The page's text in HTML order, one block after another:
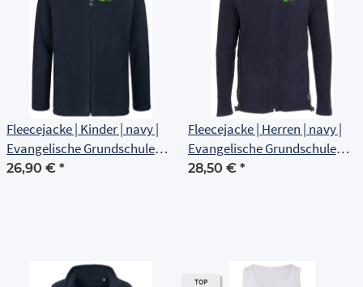
Fleecejacke | Kinder | navy |
Evangelische Grundschule
Erfurt
26,90 € *
Fleecejacke | Herren | navy |
Evangelische Grundschule
Erfurt
28,50 € *
TOP